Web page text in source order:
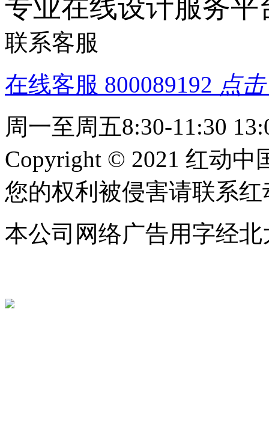
专业在线设计服务平
联系客服
在线客服 800089192 点
周一至周五8:30-11:30
Copyright © 2021 红动中
您的权利被侵害请联系红
本公司网络广告用字经